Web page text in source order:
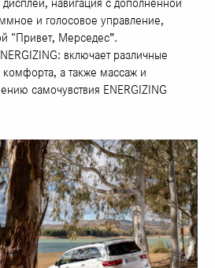
и голосовое управление,
“Привет, Мерседес”.
включает различные
а также массаж и
самочувствия ENERGIZING